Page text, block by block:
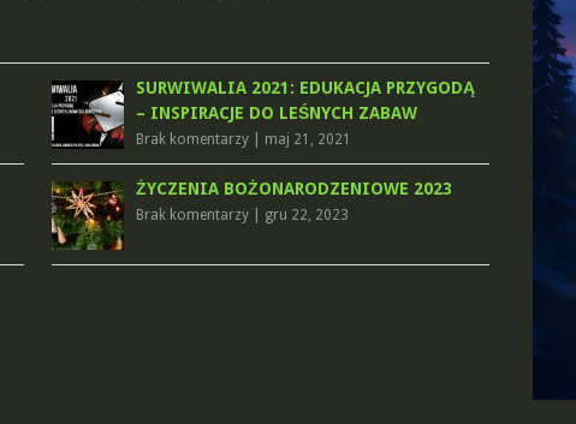
SURWIWALIA 2021: EDUKACJA PRZYGODĄ
– INSPIRACJE DO LEŚNYCH ZABAW
Brak komentarzy| maj 21, 2021
ŻYCZENIA BOŻONARODZENIOWE 2023
Brak komentarzy| gru 22, 2023